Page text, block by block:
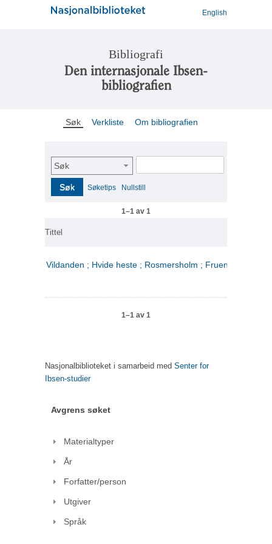
English
Bibliografi
Den internasjonale Ibsen-
bibliografien
Søk Verkliste Om bibliografien
Søk
Søk Søketips Nullstill
1–1 av 1
Tittel
Vildanden ; Hvide heste ; Rosmersholm ; Fruen fra havet
1–1 av 1
Nasjonalbiblioteket i samarbeid med Senter for
Ibsen-studier
Avgrens søket
Materialtyper
År
Forfatter/person
Utgiver
Språk